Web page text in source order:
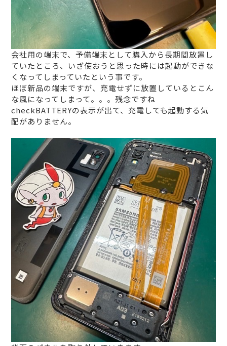
会社用の端末で、予備端末として購入から長期間放置し
ていたところ、いざ使おうと思った時には起動ができな
くなってしまっていたという事です。
ほぼ新品の端末ですが、充電せずに放置しているとこん
な風になってしまって。。。残念ですね
checkBATTERYの表示が出て、充電しても起動する気
配がありません。